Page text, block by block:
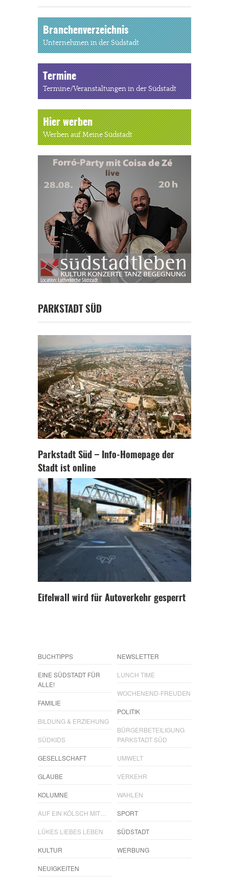
Branchenverzeichnis
Unternehmen in der Südstadt
Termine
Termine/Veranstaltungen in der Südstadt
Hier werben
Werben auf Meine Südstadt
PARKSTADT SÜD
Parkstadt Süd – Info-Homepage der
Stadt ist online
Eifelwall wird für Autoverkehr gesperrt
BUCHTIPPS
EINE SÜDSTADT FÜR
ALLE!
FAMILIE
BILDUNG & ERZIEHUNG
SÜDKIDS
GESELLSCHAFT
GLAUBE
KOLUMNE
AUF EIN KÖLSCH MIT…
LÜKES LIEBES LEBEN
KULTUR
NEUIGKEITEN
NEWSLETTER
LUNCH TIME
WOCHENEND-FREUDEN
POLITIK
BÜRGERBETEILIGUNG
PARKSTADT SÜD
UMWELT
VERKEHR
WAHLEN
SPORT
SÜDSTADT
WERBUNG